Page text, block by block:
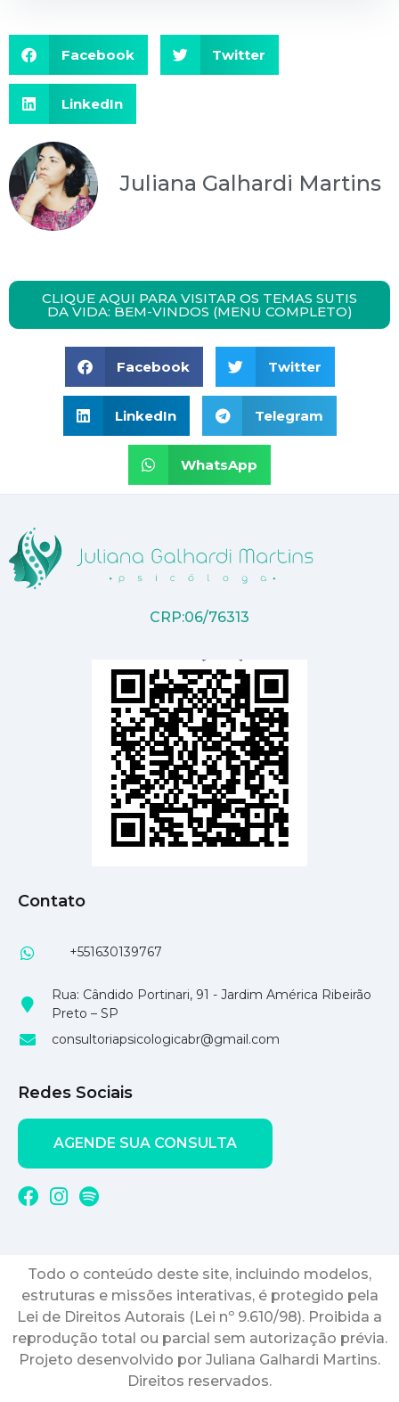
Facebook Twitter
LinkedIn
Juliana Galhardi Martins
CLIQUE AQUI PARA VISITAR OS TEMAS SUTIS
DA VIDA: BEM-VINDOS (MENU COMPLETO)
Facebook Twitter
LinkedIn Telegram
WhatsApp
CRP:06/76313
Contato
+551630139767
Rua: Cândido Portinari, 91 - Jardim América Ribeirão
Preto – SP
consultoriapsicologicabr@gmail.com
Redes Sociais
AGENDE SUA CONSULTA
Todo o conteúdo deste site, incluindo modelos,
estruturas e missões interativas, é protegido pela
Lei de Direitos Autorais (Lei nº 9.610/98). Proibida a
reprodução total ou parcial sem autorização prévia.
Projeto desenvolvido por Juliana Galhardi Martins.
Direitos reservados.